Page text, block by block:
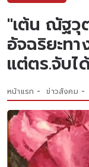
"เต้น ณัฐวุ
อัจฉริยะท
แต่ตร.จับไ
หน้าแรก ข่าวสังคม